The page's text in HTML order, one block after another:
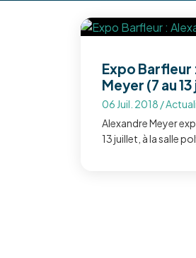
Expo Barfleur
Meyer (7 au
06 Juil. 2018 /
Alexandre Meyer
13 juillet, à la salle